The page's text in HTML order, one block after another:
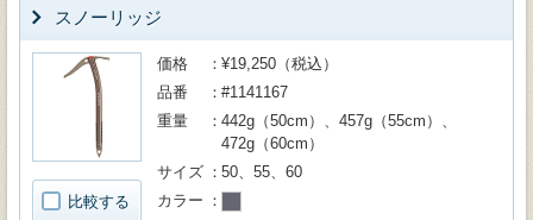
スノーリッジ
比較する
価格
¥19,250（税込）
品番
#1141167
重量
442g（50cm）、457g（55cm）、
472g（60cm）
サイズ
50、55、60
カラー